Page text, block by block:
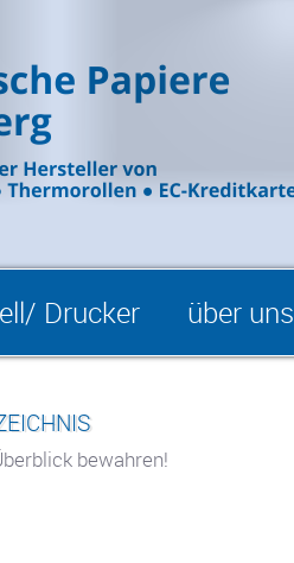
bewahren!
Drucker über uns